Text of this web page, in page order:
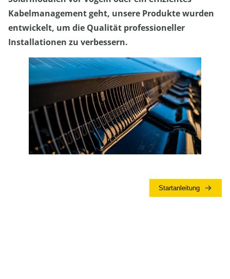
Kabelmanagement geht, unsere Produkte wurden
entwickelt, um die Qualität professioneller
Installationen zu verbessern.
Startanleitung